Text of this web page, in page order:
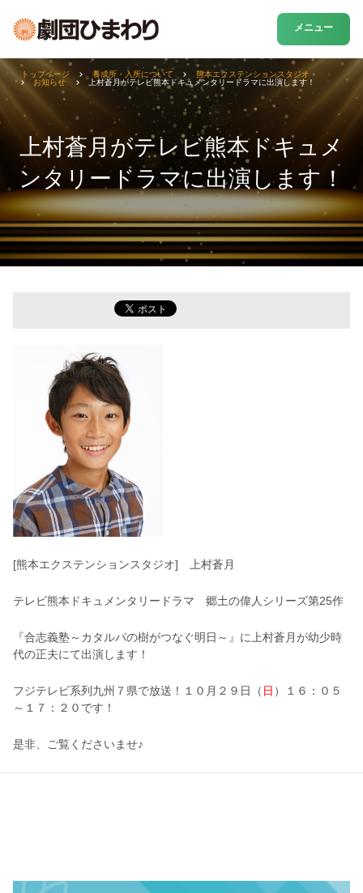
メニュー
上村蒼月がテレビ熊本ドキュメ
ンタリードラマに出演します！
トップページ 養成所・入所について
熊本エクステンションスタジオ
お知らせ
上村蒼月がテレビ熊本ドキュメンタリードラマに出演します！
[熊本エクステンションスタジオ] 上村蒼月
テレビ熊本ドキュメンタリードラマ 郷土の偉人シリーズ第25作
『合志義塾～カタルパの樹がつなぐ明日～』に上村蒼月が幼少時
代の正夫にて出演します！
フジテレビ系列九州７県で放送！１０月２９日（ 日 ）１６：０５
～１７：２０です！
是非、ご覧くださいませ♪